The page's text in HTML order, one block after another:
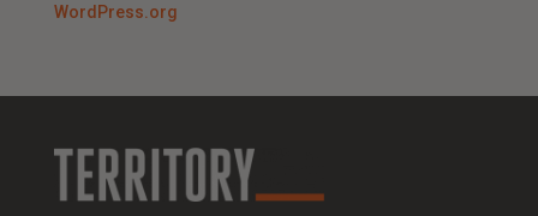
WordPress.org